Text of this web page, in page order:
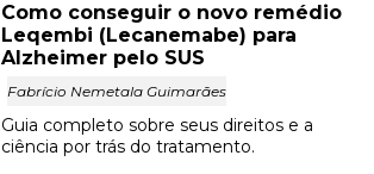
Como conseguir o novo remédio
Leqembi (Lecanemabe) para
Alzheimer pelo SUS
Fabrício Nemetala Guimarães
Guia completo sobre seus direitos e a
ciência por trás do tratamento.